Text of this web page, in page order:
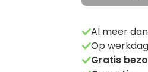
Al meer dan
Op
Gratis